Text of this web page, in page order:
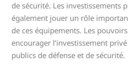
de sécurité. Les investissements
également jouer un rôle
de ces équipements. Les
encourager l’investissement
publics de défense et de sécurité.